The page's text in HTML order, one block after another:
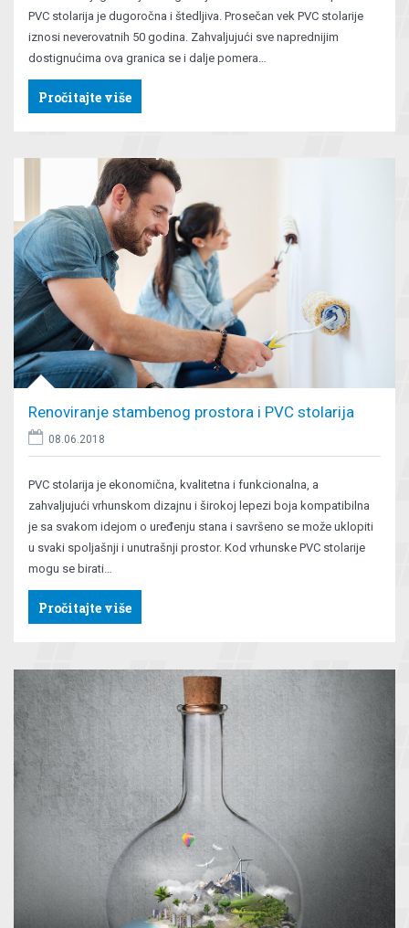
PVC stolarija je dugoročna i štedljiva. Prosečan vek PVC stolarije
iznosi neverovatnih 50 godina. Zahvaljujući sve naprednijim
dostignućima ova granica se i dalje pomera…
Pročitajte više
Renoviranje stambenog prostora i PVC stolarija
08.06.2018
PVC stolarija je ekonomična, kvalitetna i funkcionalna, a
zahvaljujući vrhunskom dizajnu i širokoj lepezi boja kompatibilna
je sa svakom idejom o uređenju stana i savršeno se može uklopiti
u svaki spoljašnji i unutrašnji prostor. Kod vrhunske PVC stolarije
mogu se birati…
Pročitajte više